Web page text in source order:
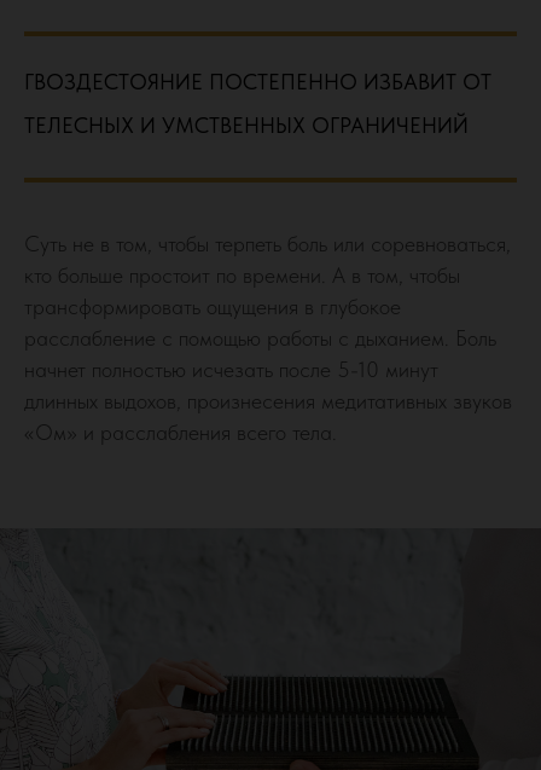
ГВОЗДЕСТОЯНИЕ ПОСТЕПЕННО ИЗБАВИТ ОТ
ТЕЛЕСНЫХ И УМСТВЕННЫХ ОГРАНИЧЕНИЙ
Суть не в том, чтобы терпеть боль или соревноваться,
кто больше простоит по времени. А в том, чтобы
трансформировать ощущения в глубокое
расслабление с помощью работы с дыханием. Боль
начнет полностью исчезать после 5-10 минут
длинных выдохов, произнесения медитативных звуков
«Ом» и расслабления всего тела.